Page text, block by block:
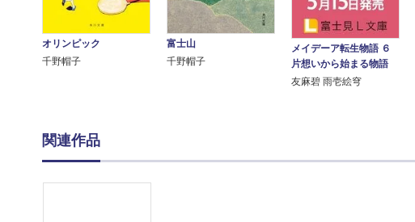
オリンピック
千野帽子
富士山
千野帽子
メイデーア転生物語 ６
片想いから始まる物語
友麻碧 雨壱絵穹
関連作品